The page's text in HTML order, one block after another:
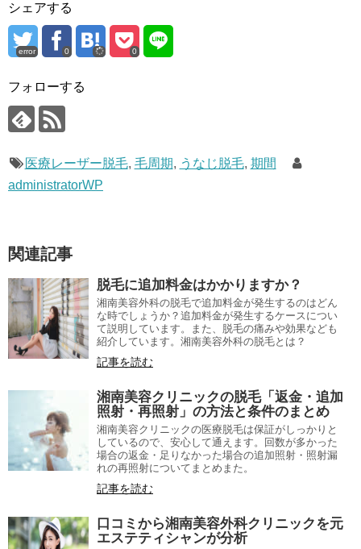
シェアする
error 0 0
フォローする
医療レーザー脱毛, 毛周期, うなじ脱毛, 期間
administratorWP
関連記事
脱毛に追加料金はかかりますか？
湘南美容外科の脱毛で追加料金が発生するのはどん
な時でしょうか？追加料金が発生するケースについ
て説明しています。また、脱毛の痛みや効果なども
紹介しています。湘南美容外科の脱毛とは？
記事を読む
湘南美容クリニックの脱毛「返金・追加
照射・再照射」の方法と条件のまとめ
湘南美容クリニックの医療脱毛は保証がしっかりと
しているので、安心して通えます。回数が多かった
場合の返金・足りなかった場合の追加照射・照射漏
れの再照射についてまとめまた。
記事を読む
口コミから湘南美容外科クリニックを元
エステティシャンが分析